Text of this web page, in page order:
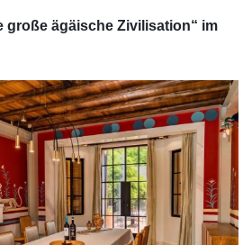
große ägäische Zivilisation“ im